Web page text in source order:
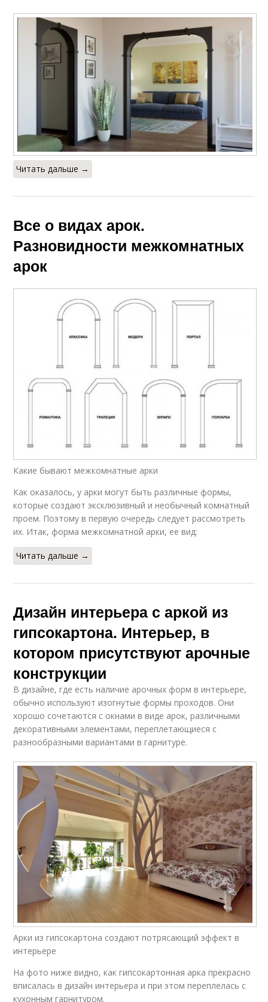
Читать дальше →
Все о видах арок.
Разновидности межкомнатных
арок
Какие бывают межкомнатные арки
Как оказалось, у арки могут быть различные формы,
которые создают эксклюзивный и необычный комнатный
проем. Поэтому в первую очередь следует рассмотреть
их. Итак, форма межкомнатной арки, ее вид:
Читать дальше →
Дизайн интерьера с аркой из
гипсокартона. Интерьер, в
котором присутствуют арочные
конструкции
В дизайне, где есть наличие арочных форм в интерьере,
обычно используют изогнутые формы проходов. Они
хорошо сочетаются с окнами в виде арок, различными
декоративными элементами, переплетающиеся с
разнообразными вариантами в гарнитуре.
Арки из гипсокартона создают потрясающий эффект в
интерьере
На фото ниже видно, как гипсокартонная арка прекрасно
вписалась в дизайн интерьера и при этом переплелась с
кухонным гарнитуром.